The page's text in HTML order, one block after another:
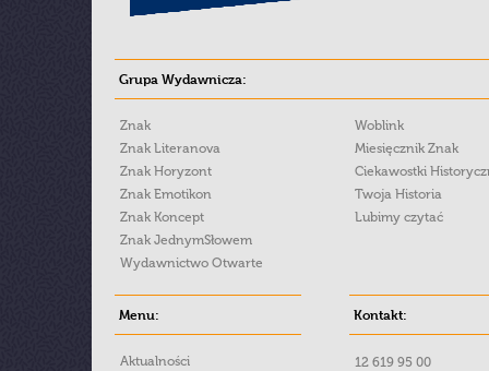
Grupa Wydawnicza:
Znak
Znak Literanova
Znak Horyzont
Znak Emotikon
Znak Koncept
Znak JednymSłowem
Wydawnictwo Otwarte
Woblink
Miesięcznik Znak
Ciekawostki
Twoja Historia
Lubimy czytać
Menu:
Aktualności
Kontakt:
12 619 95 00